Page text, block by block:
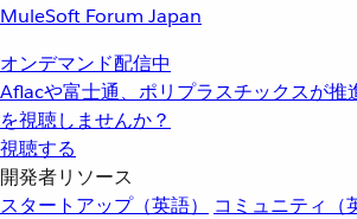
MuleSoft Forum Japan
オンデマンド配信中
Aflacや富士通、ポリプラスチックスが推
を視聴しませんか？
視聴する
開発者リソース
スタートアップ（英語）
コミュニティ（